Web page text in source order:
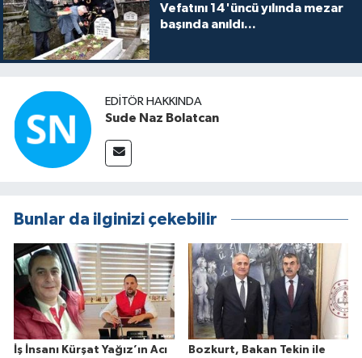
Vefatını 14'üncü yılında mezar
başında anıldı...
EDITÖR HAKKINDA
Sude Naz Bolatcan
Bunlar da ilginizi çekebilir
İş İnsanı Kürşat Yağız’ın Acı
Bozkurt, Bakan Tekin ile